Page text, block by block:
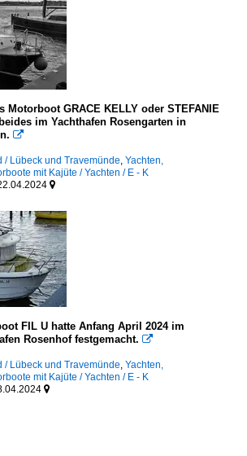
Motorboot GRACE KELLY oder STEFANIE
im Yachthafen Rosengarten in

/ Lübeck und Travemünde, Yachten,
mit Kajüte / Yachten / E - K

FIL U hatte Anfang April 2024 im
Rosenhof festgemacht. 
/ Lübeck und Travemünde, Yachten,
mit Kajüte / Yachten / E - K
